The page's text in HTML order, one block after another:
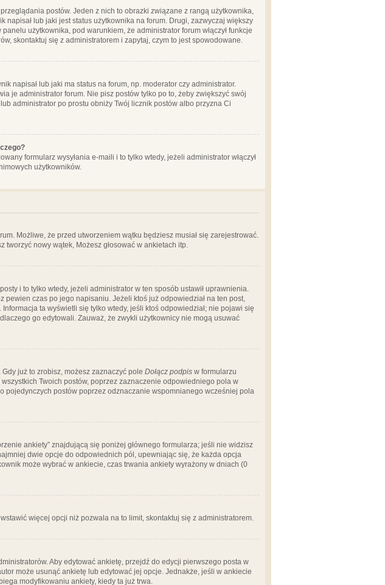
postów. Jeden z nich to obrazki związane z rangą użytkownika,
lub jaki jest status użytkownika na forum. Drugi, zazwyczaj większy
użytkownika, pod warunkiem, że administrator forum włączył funkcje
skontaktuj się z administratorem i zapytaj, czym to jest spowodowane.
napisał lub jaki ma status na forum, np. moderator czy administrator.
je administrator forum. Nie pisz postów tylko po to, żeby zwiększyć swój
administrator po prostu obniży Twój licznik postów albo przyzna Ci
formularz wysyłania e-maili i to tylko wtedy, jeżeli administrator włączył
użytkowników.
Możliwe, że przed utworzeniem wątku będziesz musiał się zarejestrować.
tworzyć nowy wątek, Możesz głosować w ankietach itp.
i to tylko wtedy, jeżeli administrator w ten sposób ustawił uprawnienia.
pewien czas po jego napisaniu. Jeżeli ktoś już odpowiedział na ten post,
ta wyświetli się tylko wtedy, jeśli ktoś odpowiedział; nie pojawi się
go edytowali. Zauważ, że zwykli użytkownicy nie mogą usuwać
już to zrobisz, możesz zaznaczyć pole Dołącz podpis w formularzu
Twoich postów, poprzez zaznaczenie odpowiedniego pola w
pojedynczych postów poprzez odznaczanie wspomnianego wcześniej pola
ankiety” znajdującą się poniżej głównego formularza; jeśli nie widzisz
dwie opcje do odpowiednich pól, upewniając się, że każda opcja
może wybrać w ankiecie, czas trwania ankiety wyrażony w dniach (0
więcej opcji niż pozwala na to limit, skontaktuj się z administratorem.
Aby edytować ankietę, przejdź do edycji pierwszego posta w
może usunąć ankietę lub edytować jej opcje. Jednakże, jeśli w ankiecie
modyfikowaniu ankiety, kiedy ta już trwa.